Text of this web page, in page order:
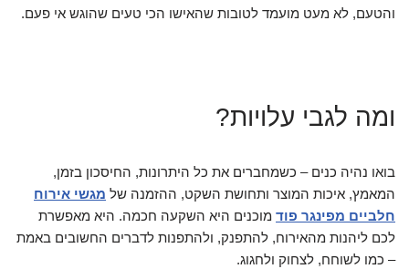
והטעם, לא מעט מועמד לטובות שהאישו הכי טעים שהוגש אי פעם.
ומה לגבי עלויות?
בואו נהיה כנים – כשמחברים את כל היתרונות, החיסכון בזמן,
המאמץ, איכות המוצר ותחושת השקט, ההזמנה של מגשי אירוח
חלביים מפינגר פוד מוכנים היא השקעה חכמה. היא מאפשרת
לכם ליהנות מהאירוח, להתפנק, ולהתפנות לדברים החשובים באמת
– כמו לשוחח, לצחוק ולחגוג.